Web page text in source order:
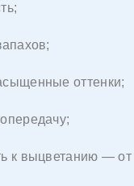
оттенки;
к выцветанию — от